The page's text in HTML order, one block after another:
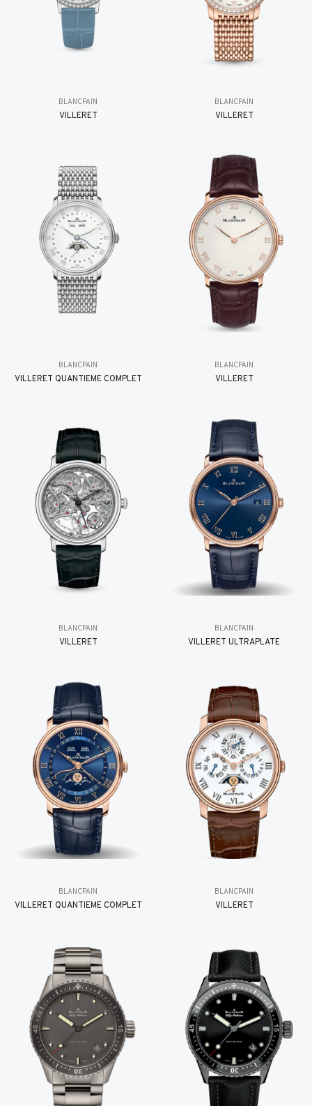
BLANCPAIN
VILLERET
BLANCPAIN
VILLERET
BLANCPAIN
VILLERET QUANTIÈME COMPLET
BLANCPAIN
VILLERET
BLANCPAIN
VILLERET
BLANCPAIN
VILLERET ULTRAPLATE
BLANCPAIN
VILLERET QUANTIÈME COMPLET
BLANCPAIN
VILLERET